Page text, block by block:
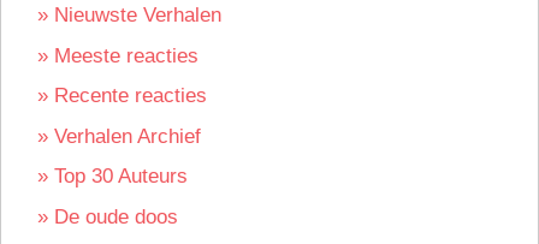
» Nieuwste Verhalen
» Meeste reacties
» Recente reacties
» Verhalen Archief
» Top 30 Auteurs
» De oude doos